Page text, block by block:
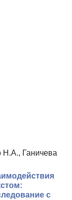
Н.А., Ганичева
с